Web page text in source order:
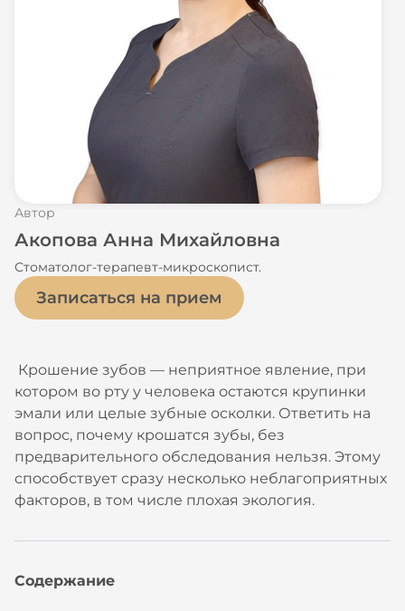
Автор
Акопова Анна Михайловна
Стоматолог-терапевт-микроскопист.
Записаться на прием
Крошение зубов — неприятное явление, при
котором во рту у человека остаются крупинки
эмали или целые зубные осколки. Ответить на
вопрос, почему крошатся зубы, без
предварительного обследования нельзя. Этому
способствует сразу несколько неблагоприятных
факторов, в том числе плохая экология.
Содержание